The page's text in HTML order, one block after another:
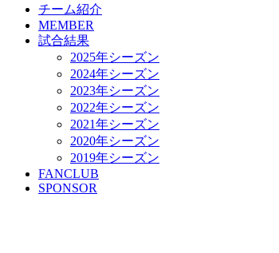
チーム紹介
MEMBER
試合結果
2025年シーズン
2024年シーズン
2023年シーズン
2022年シーズン
2021年シーズン
2020年シーズン
2019年シーズン
FANCLUB
SPONSOR